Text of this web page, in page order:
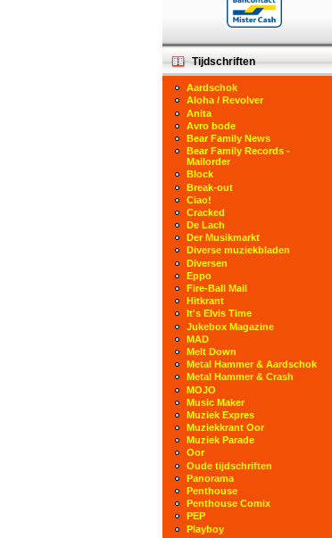
Tijdschriften
Aardschok
Aloha / Revolver
Anita
Avro bode
Bear Family News
Bear Family Records -
Mailorder
Block
Break-out
Ciao!
Cracked
De Lach
Der Musikmarkt
Diverse muziekbladen
Diversen
Eppo
Fire-Ball Mail
Hitkrant
It's Elvis Time
Jukebox Magazine
MAD
Melt Down
Metal Hammer & Aardschok
Metal Hammer & Crash
MOJO
Music Maker
Muziek Expres
Muziekkrant Oor
Muziek Parade
Oor
Oude tijdschriften
Panorama
Penthouse
Penthouse Comix
PEP
Playboy